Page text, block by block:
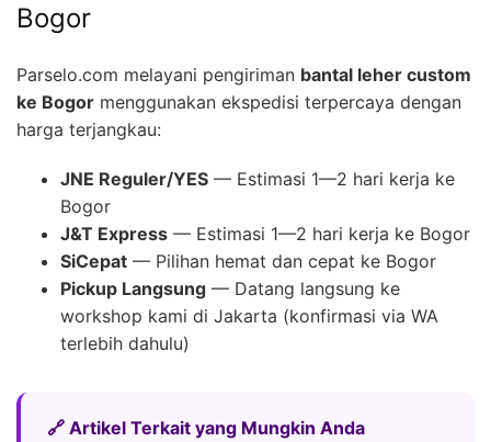
Bogor
Parselo.com melayani pengiriman bantal leher custom
ke Bogor menggunakan ekspedisi terpercaya dengan
harga terjangkau:
JNE Reguler/YES — Estimasi 1—2 hari kerja ke
Bogor
J&T Express — Estimasi 1—2 hari kerja ke Bogor
SiCepat — Pilihan hemat dan cepat ke Bogor
Pickup Langsung — Datang langsung ke
workshop kami di Jakarta (konfirmasi via WA
terlebih dahulu)
🔗 Artikel Terkait yang Mungkin Anda